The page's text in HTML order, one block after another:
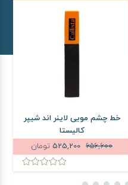
خط چشم مویی لاینر اند شیپر
کالیستا
656,600
تومان